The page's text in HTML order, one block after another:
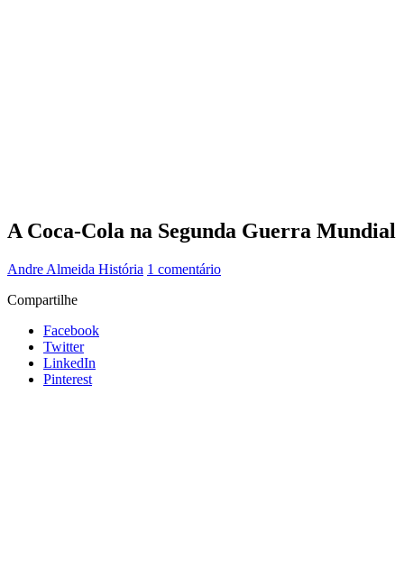
A Coca-Cola na Segunda Guerra Mundial
Andre Almeida História 1 comentário
Compartilhe
Facebook
Twitter
LinkedIn
Pinterest